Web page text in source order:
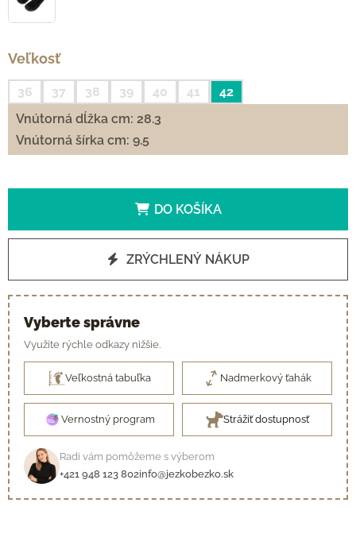
Veľkosť
36 37 38 39 40 41
42
Vnútorná dĺžka cm: 28.3
Vnútorná šírka cm: 9.5
DO KOŠÍKA
ZRÝCHLENÝ NÁKUP
Vyberte správne
Využite rýchle odkazy nižšie.
Veľkostná tabuľka Nadmerkový ťahák
Vernostný program Strážiť dostupnosť
Radi vám pomôžeme s výberom
+421 948 123 802info@jezkobezko.sk